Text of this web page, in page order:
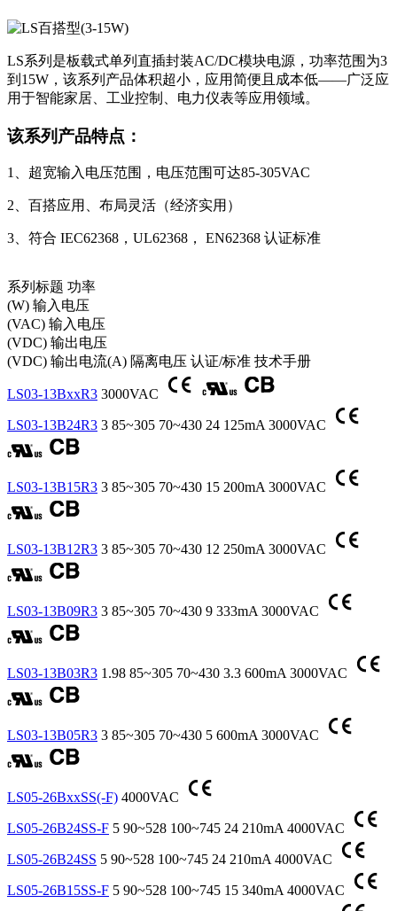
LS系列是板载式单列直插封装AC/DC模块电源，功率范围为3
到15W，该系列产品体积超小，应用简便且成本低——广泛应
用于智能家居、工业控制、电力仪表等应用领域。
该系列产品特点：
1、超宽输入电压范围，电压范围可达85-305VAC
2、百搭应用、布局灵活（经济实用）
3、符合 IEC62368，UL62368， EN62368 认证标准
系列标题 功率
(W) 输入电压
(VAC) 输入电压
(VDC) 输出电压
(VDC) 输出电流(A) 隔离电压 认证/标准 技术手册
LS03-13BxxR3 3000VAC
LS03-13B24R3 3 85~305 70~430 24 125mA 3000VAC
LS03-13B15R3 3 85~305 70~430 15 200mA 3000VAC
LS03-13B12R3 3 85~305 70~430 12 250mA 3000VAC
LS03-13B09R3 3 85~305 70~430 9 333mA 3000VAC
LS03-13B03R3 1.98 85~305 70~430 3.3 600mA 3000VAC
LS03-13B05R3 3 85~305 70~430 5 600mA 3000VAC
LS05-26BxxSS(-F) 4000VAC
LS05-26B24SS-F 5 90~528 100~745 24 210mA 4000VAC
LS05-26B24SS 5 90~528 100~745 24 210mA 4000VAC
LS05-26B15SS-F 5 90~528 100~745 15 340mA 4000VAC